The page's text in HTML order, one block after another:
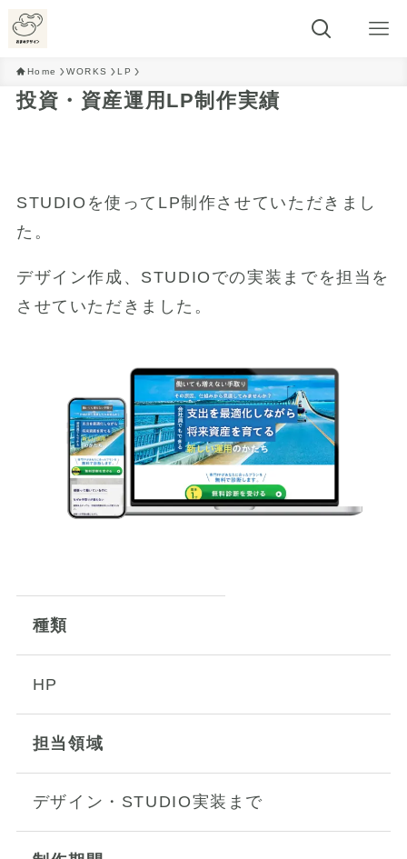
Home WORKS LP
投資・資産運用LP制作実績
STUDIOを使ってLP制作させていただきまし
た。
デザイン作成、STUDIOでの実装までを担当を
させていただきました。
種類
HP
担当領域
デザイン・STUDIO実装まで